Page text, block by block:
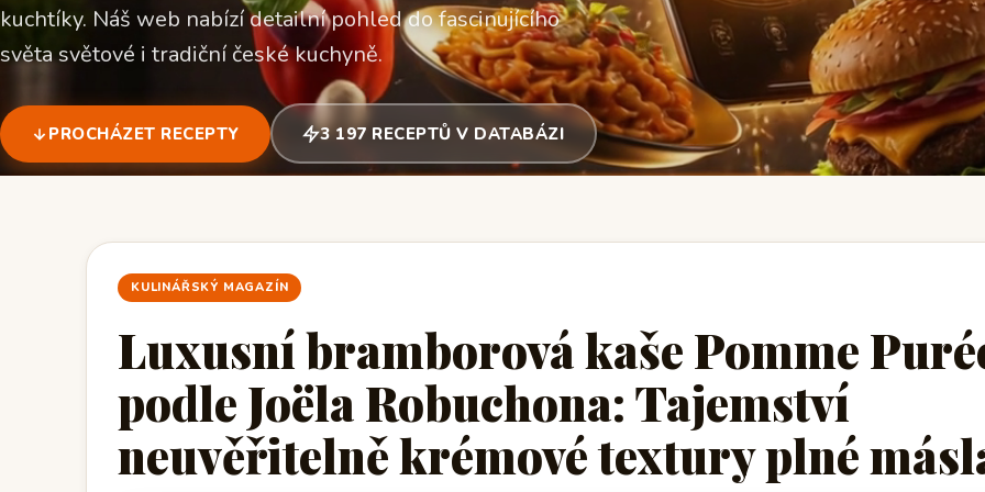
kuchtíky. Náš web nabízí detailní pohled do fascinujícího
světa světové i tradiční české kuchyně.
PROCHÁZET RECEPTY 3 197 RECEPTŮ V DATABÁZI
KULINÁŘSKÝ MAGAZÍN
Luxusní bramborová kaše Pomme
podle Joëla Robuchona: Tajemství
neuvěřitelně krémové textury plné